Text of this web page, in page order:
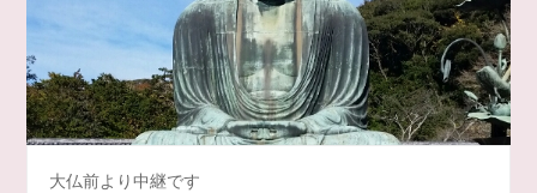
大仏前より中継です